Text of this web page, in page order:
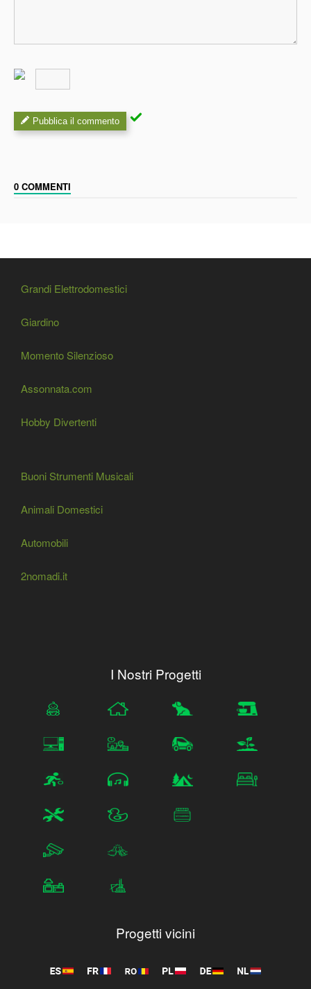
Pubblica il commento
0 COMMENTI
Grandi Elettrodomestici
Giardino
Momento Silenzioso
Assonnata.com
Hobby Divertenti
Buoni Strumenti Musicali
Animali Domestici
Automobili
2nomadi.it
I Nostri Progetti
Progetti vicini